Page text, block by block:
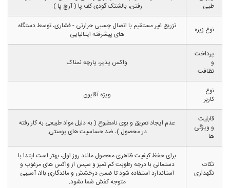
طبی
رفتن، بالشتک گودی کف پا ( آرچ پا ).
نوع زیره
تزریق غیر مستقیم با اتصال چسبی حرارتی - فشاری، توسط دستگاه
های پیشرفته ایتالیایی
پرداخت
و
نظافت
واکس پذیر، پارچه نمناک
نوع
کاربر
ویژه آقایون
قابلیت
و ویژگی
ها
عدم ایجاد تعریق و بوی نامطبوع ( به دلیل مواد طبیعی به کار رفته
در محصول )، ضد حساسیت های پوستی.
نکات
نگهداری
برای حفظ کیفیت ظاهری محصول مانند روز اول، بهتر است ابتدا با
دستمالی با درجه رطوبت کم تمیز و سپس از واکس های مرغوب و
استاندارد استفاده شود تا ضمن درخشش و ماندگاری بالا، آسیبی
متوجه کفش شما نشود.